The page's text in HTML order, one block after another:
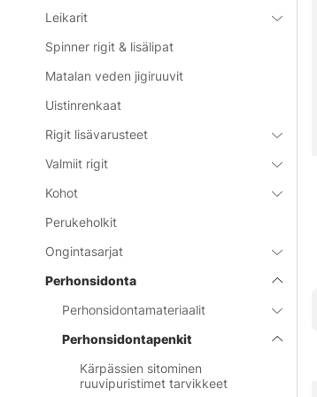
Leikarit
Spinner rigit & lisälipat
Matalan veden jigiruuvit
Uistinrenkaat
Rigit lisävarusteet
Valmiit rigit
Kohot
Perukeholkit
Ongintasarjat
Perhonsidonta
Perhonsidontamateriaalit
Perhonsidontapenkit
Kärpässien sitominen
ruuvipuristimet tarvikkeet
Vise Super AA Vise
€22.90